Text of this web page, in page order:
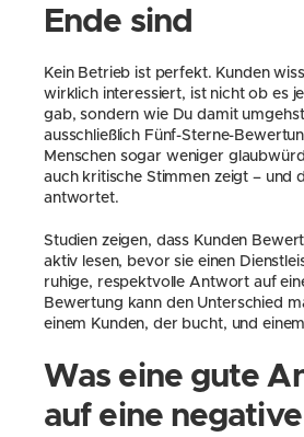
Ende sind
Kein Betrieb ist perfekt. Kunden
wirklich interessiert, ist nicht ob es
gab, sondern wie Du damit
ausschließlich Fünf-Sterne-
Menschen sogar weniger
auch kritische Stimmen zeigt – und
antwortet.
Studien zeigen, dass Kunden
aktiv lesen, bevor sie einen
ruhige, respektvolle Antwort auf
Bewertung kann den Unterschied
einem Kunden, der bucht, und
Was eine gute
auf eine negative